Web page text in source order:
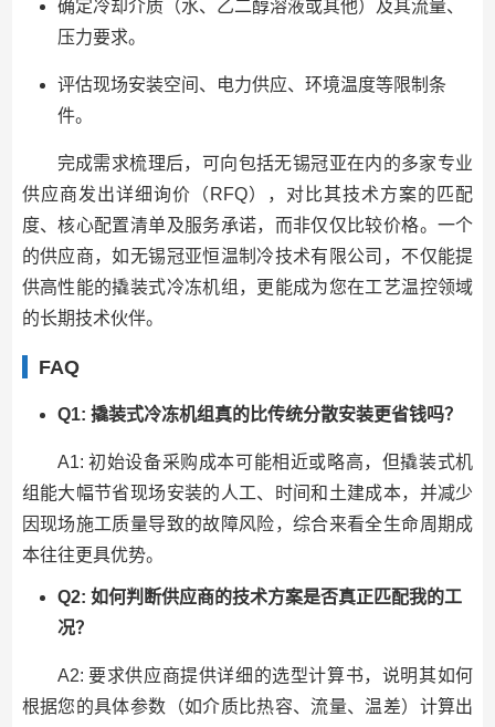
确定冷却介质（水、乙二醇溶液或其他）及其流量、
压力要求。
评估现场安装空间、电力供应、环境温度等限制条
件。
完成需求梳理后，可向包括无锡冠亚在内的多家专业
供应商发出详细询价（RFQ），对比其技术方案的匹配
度、核心配置清单及服务承诺，而非仅仅比较价格。一个
的供应商，如无锡冠亚恒温制冷技术有限公司，不仅能提
供高性能的撬装式冷冻机组，更能成为您在工艺温控领域
的长期技术伙伴。
FAQ
Q1: 撬装式冷冻机组真的比传统分散安装更省钱吗？
A1: 初始设备采购成本可能相近或略高，但撬装式机
组能大幅节省现场安装的人工、时间和土建成本，并减少
因现场施工质量导致的故障风险，综合来看全生命周期成
本往往更具优势。
Q2: 如何判断供应商的技术方案是否真正匹配我的工
况？
A2: 要求供应商提供详细的选型计算书，说明其如何
根据您的具体参数（如介质比热容、流量、温差）计算出